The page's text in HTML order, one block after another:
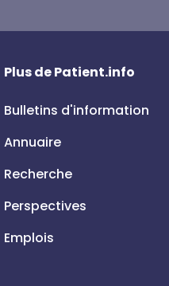
Plus de Patient.info
Bulletins d'information
Annuaire
Recherche
Perspectives
Emplois